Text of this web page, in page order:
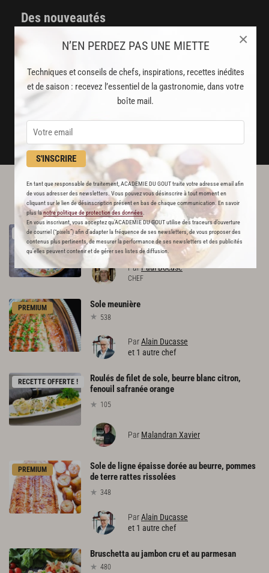
N’EN PERDEZ PAS UNE MIETTE
Techniques et conseils de chefs, inspirations, recettes inédites
et de saison : recevez l’essentiel de la gastronomie, dans votre
boîte mail.
S'INSCRIRE
En tant que responsable de traitement, ACADEMIE DU GOUT traite votre adresse email afin
de vous adresser des newsletters. Vous pouvez vous désinscrire à tout moment en
cliquant sur le lien de désinscription présent en bas de chaque communication. En savoir
plus lanotre politique de protection des données
En vous inscrivant, vous acceptez qu'ACADEMIE DU GOUT utilise des traceurs d’ouverture
de courriel (“pixels”) afin d’adapter la fréquence de ses newsletters, de vous proposer des
contenus plus pertinents, de mesurer la performance de ses newsletters et des publicités
qu’elles peuvent contenir et de gérer ses listes de diffusion.
×
Des nouveautés
disponibles chaque semaine
un service garanti sans publicité
L'ACADÉMIE DU GOÛT VOUS
RECOMMANDE
RECETTE OFFERTE ! Filet desoleaux nouilles
372
ParPaul Bocuse
CHEF
PREMIUM Solemeunière
538
ParAlain Ducasse
et 1 autre chef
RECETTE OFFERTE !
Roulés de filet de sole, beurre blanc citron,
fenouil safranée orange
105
Par Malandran Xavier
PREMIUM
Sole de ligne épaisse dorée au beurre, pommes
de terre rattes rissolées
348
ParAlain Ducasse
et 1 autre chef
Bruschettaaujamboncruetauparmesan
480